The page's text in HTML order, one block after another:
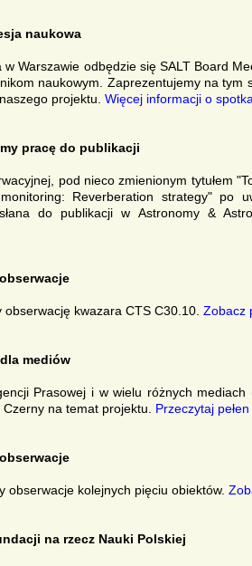
naukowa
Warszawie odbędzie się SALT Board
naukowym. Zaprezentujemy na tym
projektu. Więcej informacji o
pracę do publikacji
pod nieco zmienionym tytułem
Reverberation strategy" po
do publikacji w Astronomy &
kwazara CTS C30.10. Zobacz
mediów
Prasowej i w wielu różnych mediach
na temat projektu. Przeczytaj
obserwacje kolejnych pięciu obiektów.
na rzecz Nauki Polskiej